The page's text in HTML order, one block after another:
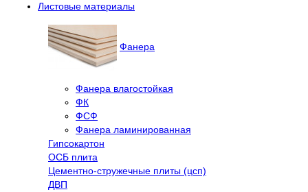
Листовые материалы
Фанера
Фанера влагостойкая
ФК
ФСФ
Фанера ламинированная
Гипсокартон
ОСБ плита
Цементно-стружечные плиты (цсп)
ДВП